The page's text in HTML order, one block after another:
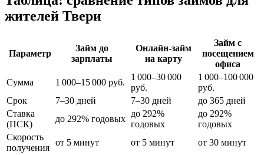
жителей Твери
Параметр
Займ до
зарплаты
Онлайн-займ
на карту
Займ с
посещением
офиса
Сумма
1 000–15 000 руб.
1 000–30 000
руб.
1 000–100 000
руб.
Срок
7–30 дней 7–30 дней
до 365 дней
Ставка
(ПСК)
до 292% годовых
до 292%
годовых
до 292%
годовых
Скорость
получения
от 5 минут от 5 минут от 30 минут